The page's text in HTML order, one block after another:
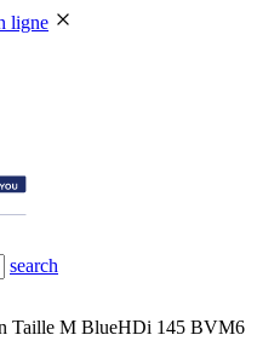
ligne
search
Taille M BlueHDi 145 BVM6